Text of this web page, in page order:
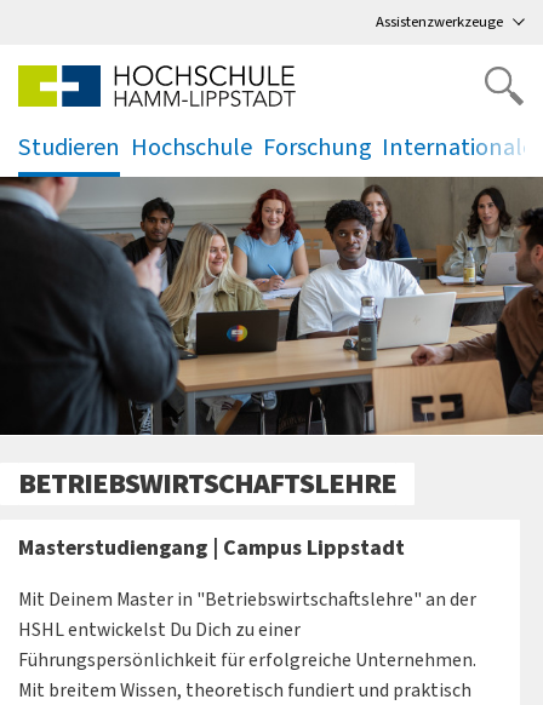
Assistenzwerkzeuge
Studieren
.
Hochschule
.
Forschung
. .
BETRIEBSWIRTSCHAFTSLEHRE
Masterstudiengang | Campus Lippstadt
Mit Deinem Master in "Betriebswirtschaftslehre" an der
HSHL entwickelst Du Dich zu einer
Führungspersönlichkeit für erfolgreiche Unternehmen.
Mit breitem Wissen, theoretisch fundiert und praktisch